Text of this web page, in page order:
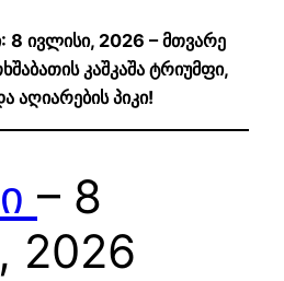
8 ივლისი, 2026 – მთვარე
კაშკაშა ტრიუმფი,
აღიარების პიკი!
– 8
2026